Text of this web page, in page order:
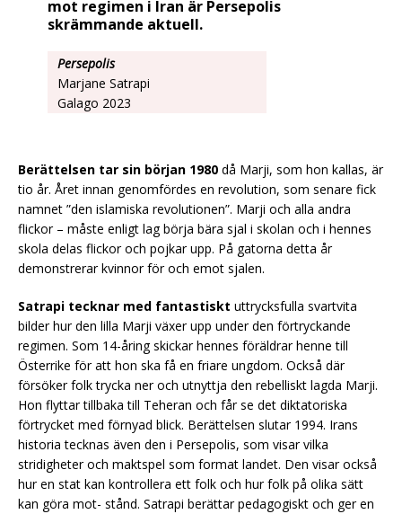
mot regimen i Iran är Persepolis
skrämmande aktuell.
Persepolis
Marjane Satrapi
Galago 2023
Berättelsen tar sin början 1980 då Marji, som hon kallas, är
tio år. Året innan genomfördes en revolution, som senare fick
namnet ”den islamiska revolutionen”. Marji och alla andra
flickor – måste enligt lag börja bära sjal i skolan och i hennes
skola delas flickor och pojkar upp. På gatorna detta år
demonstrerar kvinnor för och emot sjalen.
Satrapi tecknar med fantastiskt uttrycksfulla svartvita
bilder hur den lilla Marji växer upp under den förtryckande
regimen. Som 14-åring skickar hennes föräldrar henne till
Österrike för att hon ska få en friare ungdom. Också där
försöker folk trycka ner och utnyttja den rebelliskt lagda Marji.
Hon flyttar tillbaka till Teheran och får se det diktatoriska
förtrycket med förnyad blick. Berättelsen slutar 1994. Irans
historia tecknas även den i Persepolis, som visar vilka
stridigheter och maktspel som format landet. Den visar också
hur en stat kan kontrollera ett folk och hur folk på olika sätt
kan göra mot- stånd. Satrapi berättar pedagogiskt och ger en